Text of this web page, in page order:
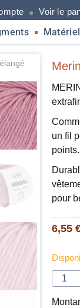
Voir le
un fil
pour
6,55